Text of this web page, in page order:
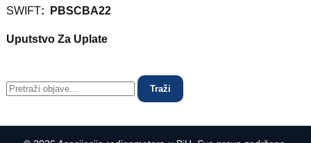
SWIFT: PBSCBA22
Uputstvo Za Uplate
Traži